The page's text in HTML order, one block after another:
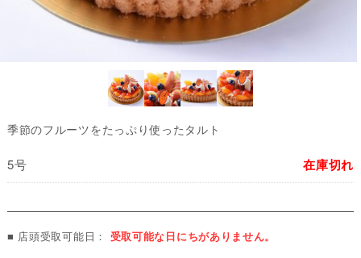
季節のフルーツをたっぷり使ったタルト
5号 在庫切れ
■ 店頭受取可能日： 受取可能な日にちがありません。